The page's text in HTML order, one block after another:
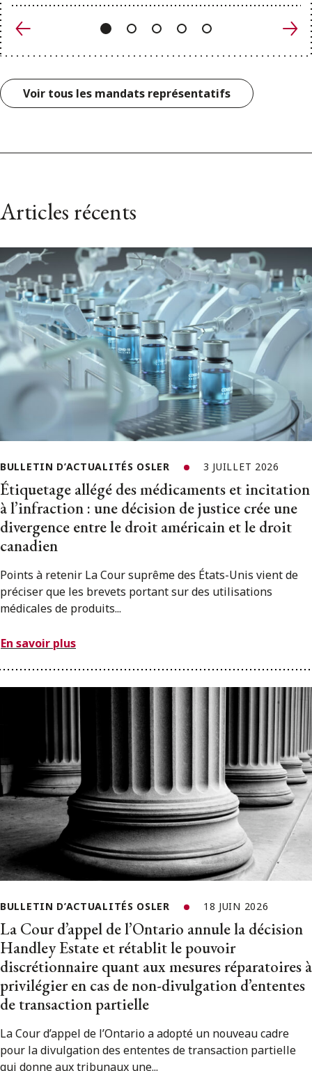
Précédent
Voir tous les mandats représentatifs
Articles récents
BULLETIN D’ACTUALITÉS OSLER 3 JUILLET 2026
Étiquetage allégé des médicaments et incitation
à l’infraction : une décision de justice crée une
divergence entre le droit américain et le droit
canadien
Points à retenir La Cour suprême des États-Unis vient de
préciser que les brevets portant sur des utilisations
médicales de produits...
En savoir plus
BULLETIN D’ACTUALITÉS OSLER 18 JUIN 2026
La Cour d’appel de l’Ontario annule la décision
Handley Estate et rétablit le pouvoir
discrétionnaire quant aux mesures réparatoires à
privilégier en cas de non-divulgation d’ententes
de transaction partielle
La Cour d’appel de l’Ontario a adopté un nouveau cadre
pour la divulgation des ententes de transaction partielle
qui donne aux tribunaux une...